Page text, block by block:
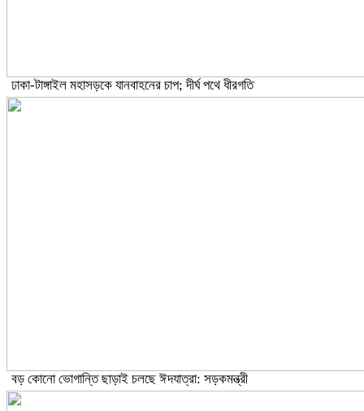
ঢাকা-টাঙ্গাইল মহাসড়কে যানবাহনের চাপ; দীর্ঘ পথে ধীরগতি
বড় কোনো ভোগান্তি ছাড়াই চলছে ঈদযাত্রা: সড়কমন্ত্রী